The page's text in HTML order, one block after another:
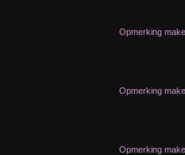
Opmerking
Opmerking
Opmerking